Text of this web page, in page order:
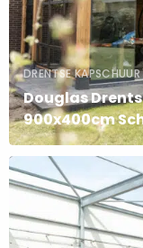
DRENTSE KAPSCHUUR
Douglas
900x400cm
Lees
meer
over